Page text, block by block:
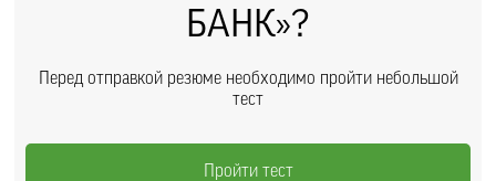
БАНК»?
Перед отправкой резюме необходимо пройти небольшой
тест
Пройти тест